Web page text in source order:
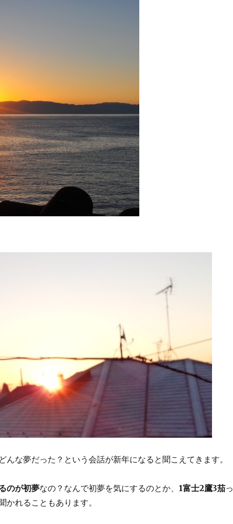
んな夢だった？という会話が新年になると聞こえてきます。
のが初夢なの？なんで初夢を気にするのとか、 1富士2鷹3茄っ
かれることもあります。